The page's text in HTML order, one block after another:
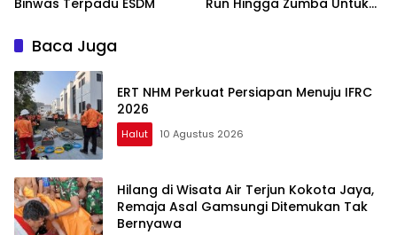
Baca Juga
ERT NHM Perkuat Persiapan Menuju IFRC
2026
Halut 10 Agustus 2026
Hilang di Wisata Air Terjun Kokota Jaya,
Remaja Asal Gamsungi Ditemukan Tak
Bernyawa